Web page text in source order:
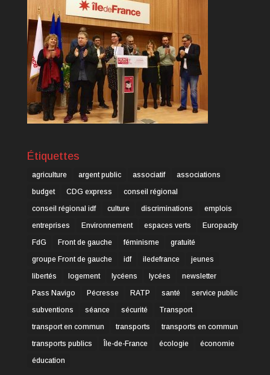
Étiquettes
agriculture argent public associatif
associations
budget
CDG express
conseil régional
conseil régional idf
culture discriminations
emplois
entreprises
Environnement espaces verts
Europacity
FdG
Front de gauche féminisme
gratuité
groupe Front de gauche
idf iledefrance
jeunes
libertés
logement lycéens lycées
newsletter
Pass Navigo
Pécresse RATP santé
service public
subventions
séance sécurité
Transport
transport en commun
transports
transports en commun
transports publics
Île-de-France écologie
économie
éducation